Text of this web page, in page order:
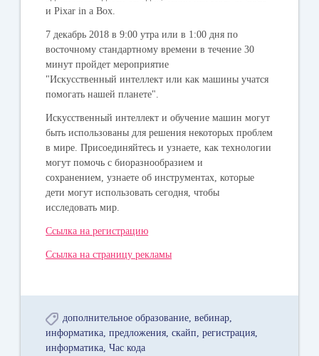
и Pixar in a Box.
7 декабрь 2018 в 9:00 утра или в 1:00 дня по
восточному стандартному времени в течение 30
минут пройдет мероприятие
"Искусственный интеллект или как машины учатся
помогать нашей планете".
Искусственный интеллект и обучение машин могут
быть использованы для решения некоторых проблем
в мире. Присоединяйтесь и узнаете, как технологии
могут помочь с биоразнообразием и
сохранением, узнаете об инструментах, которые
дети могут использовать сегодня, чтобы
исследовать мир.
Ссылка на регистрацию
Ссылка на страницу рекламы
дополнительное образование вебинар
информатика предложения скайп
регистрация
информатика Час кода